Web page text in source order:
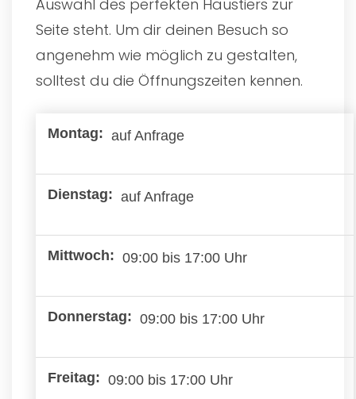
Auswahl des perfekten Haustiers zur
Seite steht. Um dir deinen Besuch so
angenehm wie möglich zu gestalten,
solltest du die Öffnungszeiten kennen.
auf Anfrage
auf Anfrage
09:00 bis 17:00 Uhr
09:00 bis 17:00 Uhr
09:00 bis 17:00 Uhr